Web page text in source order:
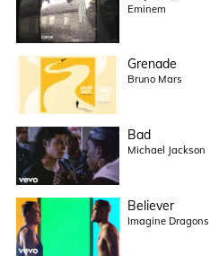
Eminem
Grenade
Bruno Mars
Bad
Michael Jackson
Believer
Imagine Dragons